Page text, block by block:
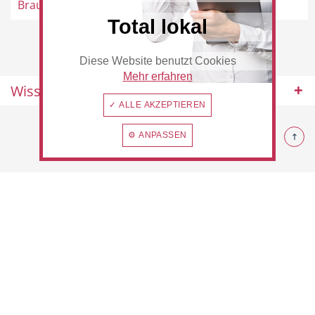
Beauty & Wellness Auto
Handwerk Sport & Freizeit
Braun
Wissenswertes
© 2026 Rommerskirchen
Total lokal
Diese Website benutzt Cookies
Mehr erfahren
✓ ALLE AKZEPTIEREN
⚙ ANPASSEN